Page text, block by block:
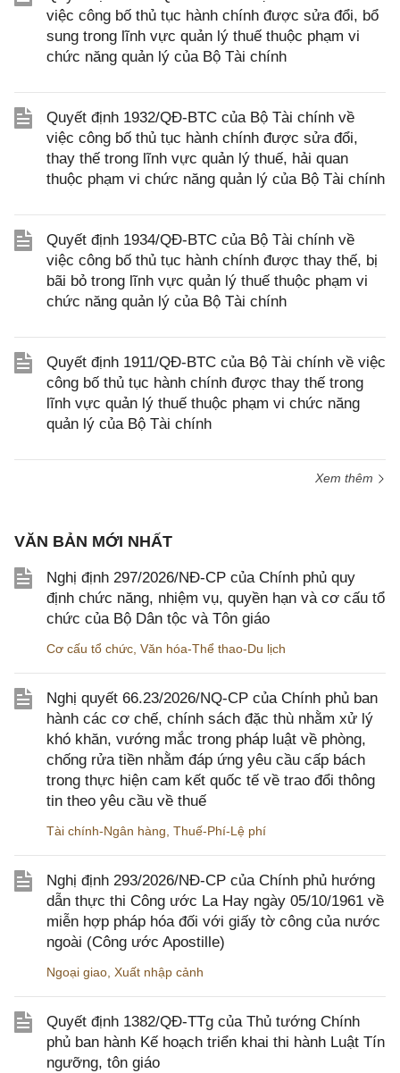
việc công bố thủ tục hành chính được sửa đổi, bổ
sung trong lĩnh vực quản lý thuế thuộc phạm vi
chức năng quản lý của Bộ Tài chính
Quyết định 1932/QĐ-BTC của Bộ Tài chính về
việc công bố thủ tục hành chính được sửa đổi,
thay thế trong lĩnh vực quản lý thuế, hải quan
thuộc phạm vi chức năng quản lý của Bộ Tài chính
Quyết định 1934/QĐ-BTC của Bộ Tài chính về
việc công bố thủ tục hành chính được thay thế, bị
bãi bỏ trong lĩnh vực quản lý thuế thuộc phạm vi
chức năng quản lý của Bộ Tài chính
Quyết định 1911/QĐ-BTC của Bộ Tài chính về việc
công bố thủ tục hành chính được thay thế trong
lĩnh vực quản lý thuế thuộc phạm vi chức năng
quản lý của Bộ Tài chính
Xem thêm
VĂN BẢN MỚI NHẤT
Nghị định 297/2026/NĐ-CP của Chính phủ quy
định chức năng, nhiệm vụ, quyền hạn và cơ cấu tổ
chức của Bộ Dân tộc và Tôn giáo
Cơ cấu tổ chức Văn hóa-Thể thao-Du lịch
Nghị quyết 66.23/2026/NQ-CP của Chính phủ ban
hành các cơ chế, chính sách đặc thù nhằm xử lý
khó khăn, vướng mắc trong pháp luật về phòng,
chống rửa tiền nhằm đáp ứng yêu cầu cấp bách
trong thực hiện cam kết quốc tế về trao đổi thông
tin theo yêu cầu về thuế
Tài chính-Ngân hàng Thuế-Phí-Lệ phí
Nghị định 293/2026/NĐ-CP của Chính phủ hướng
dẫn thực thi Công ước La Hay ngày 05/10/1961 về
miễn hợp pháp hóa đối với giấy tờ công của nước
ngoài (Công ước Apostille)
Ngoại giao Xuất nhập cảnh
Quyết định 1382/QĐ-TTg của Thủ tướng Chính
phủ ban hành Kế hoạch triển khai thi hành Luật Tín
ngưỡng, tôn giáo